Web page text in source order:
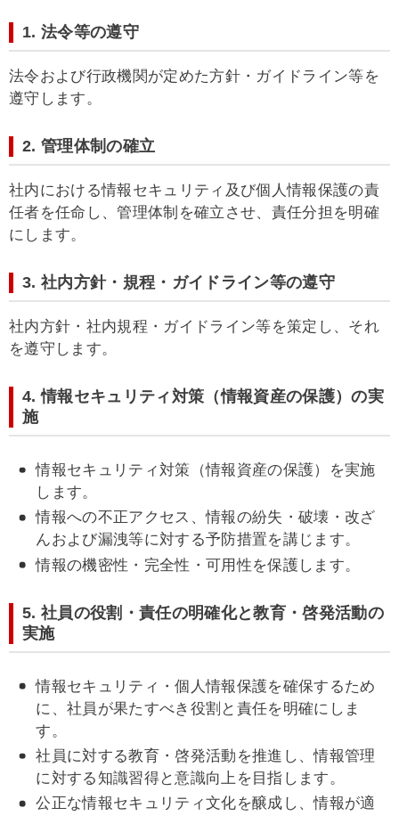
1. 法令等の遵守
法令および行政機関が定めた方針・ガイドライン等を
遵守します。
2. 管理体制の確立
社内における情報セキュリティ及び個人情報保護の責
任者を任命し、管理体制を確立させ、責任分担を明確
にします。
3. 社内方針・規程・ガイドライン等の遵守
社内方針・社内規程・ガイドライン等を策定し、それ
を遵守します。
4. 情報セキュリティ対策（情報資産の保護）の実
施
情報セキュリティ対策（情報資産の保護）を実施
します。
情報への不正アクセス、情報の紛失・破壊・改ざ
んおよび漏洩等に対する予防措置を講じます。
情報の機密性・完全性・可用性を保護します。
5. 社員の役割・責任の明確化と教育・啓発活動の
実施
情報セキュリティ・個人情報保護を確保するため
に、社員が果たすべき役割と責任を明確にしま
す。
社員に対する教育・啓発活動を推進し、情報管理
に対する知識習得と意識向上を目指します。
公正な情報セキュリティ文化を醸成し、情報が適